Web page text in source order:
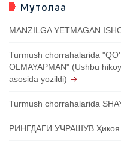
Мутолаа
MANZILGA YETMAGAN
Turmush chorrahalarida
OLMAYAPMAN" (Ushbu
asosida yozildi)
Turmush chorrahalarida
РИНГДАГИ УЧРАШУВ Ҳикоя